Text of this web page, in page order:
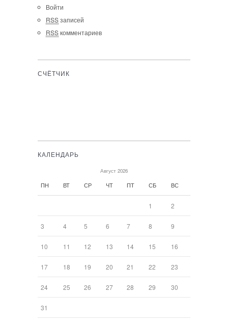
Войти
RSSзаписей
RSSкомментариев
СЧЁТЧИК
КАЛЕНДАРЬ
Август 2026
ПН ВТ СР ЧТ ПТ СБ ВС
1 2
3 4 5 6 7 8 9
10 11 12 13 14 15 16
17 18 19 20 21 22 23
24 25 26 27 28 29 30
31